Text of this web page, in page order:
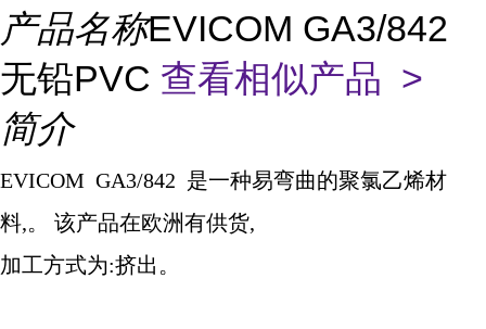
产品名称EVICOM GA3/842
无铅PVC 查看相似产品 >
简介
EVICOM GA3/842 是一种易弯曲的聚氯乙烯材
料,。 该产品在欧洲有供货,
加工方式为:挤出。